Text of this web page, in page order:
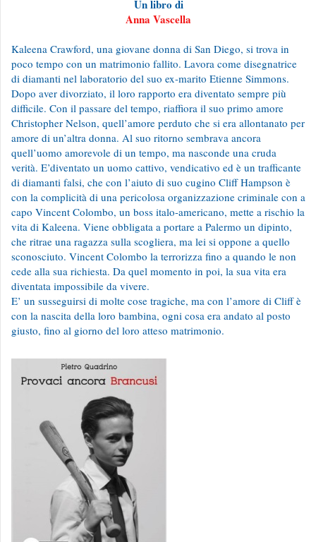
Un libro di
Anna Vascella
Kaleena Crawford, una giovane donna di San Diego, si trova in
poco tempo con un matrimonio fallito. Lavora come disegnatrice
di diamanti nel laboratorio del suo ex-marito Etienne Simmons.
Dopo aver divorziato, il loro rapporto era diventato sempre più
difficile. Con il passare del tempo, riaffiora il suo primo amore
Christopher Nelson, quell’amore perduto che si era allontanato per
amore di un’altra donna. Al suo ritorno sembrava ancora
quell’uomo amorevole di un tempo, ma nasconde una cruda
verità. E’diventato un uomo cattivo, vendicativo ed è un trafficante
di diamanti falsi, che con l’aiuto di suo cugino Cliff Hampson è
con la complicità di una pericolosa organizzazione criminale con a
capo Vincent Colombo, un boss italo-americano, mette a rischio la
vita di Kaleena. Viene obbligata a portare a Palermo un dipinto,
che ritrae una ragazza sulla scogliera, ma lei si oppone a quello
sconosciuto. Vincent Colombo la terrorizza fino a quando le non
cede alla sua richiesta. Da quel momento in poi, la sua vita era
diventata impossibile da vivere.
E’ un susseguirsi di molte cose tragiche, ma con l’amore di Cliff è
con la nascita della loro bambina, ogni cosa era andato al posto
giusto, fino al giorno del loro atteso matrimonio.